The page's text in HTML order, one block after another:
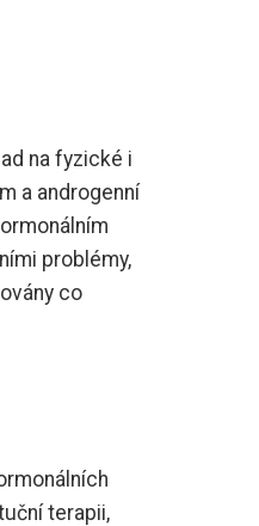
na fyzické i
a androgenní
problémy,
co
terapii,